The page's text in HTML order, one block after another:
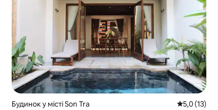
Будинок у місті Son Tra Середня
5,0 (13)